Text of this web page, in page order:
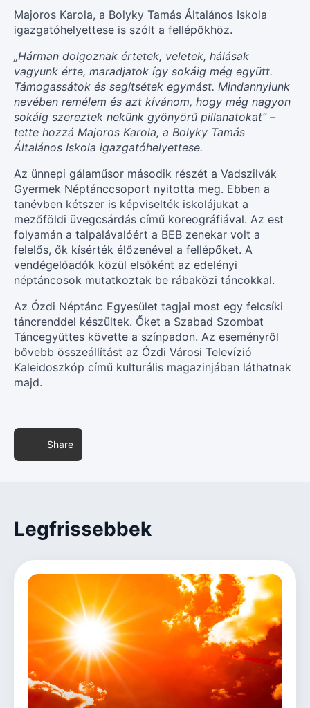
Majoros Karola, a Bolyky Tamás Általános Iskola
igazgatóhelyettese is szólt a fellépőkhöz.
„Hárman dolgoznak értetek, veletek, hálásak
vagyunk érte, maradjatok így sokáig még együtt.
Támogassátok és segítsétek egymást. Mindannyiunk
nevében remélem és azt kívánom, hogy még nagyon
sokáig szereztek nekünk gyönyörű pillanatokat” –
tette hozzá Majoros Karola, a Bolyky Tamás
Általános Iskola igazgatóhelyettese.
Az ünnepi gálaműsor második részét a Vadszilvák
Gyermek Néptánccsoport nyitotta meg. Ebben a
tanévben kétszer is képviselték iskolájukat a
mezőföldi üvegcsárdás című koreográfiával. Az est
folyamán a talpalávalóért a BEB zenekar volt a
felelős, ők kísérték élőzenével a fellépőket. A
vendégelőadók közül elsőként az edelényi
néptáncosok mutatkoztak be rábaközi táncokkal.
Az Ózdi Néptánc Egyesület tagjai most egy felcsíki
táncrenddel készültek. Őket a Szabad Szombat
Táncegyüttes követte a színpadon. Az eseményről
bővebb összeállítást az Ózdi Városi Televízió
Kaleidoszkóp című kulturális magazinjában láthatnak
majd.
Share
Legfrissebbek